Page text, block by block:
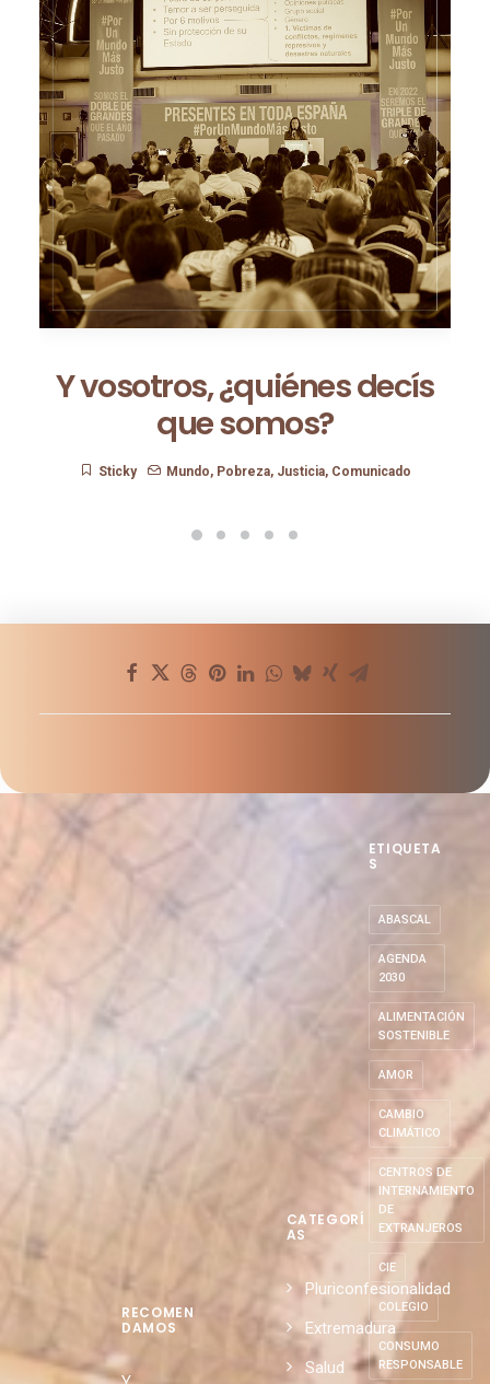
Y vosotros, ¿quiénes decís
CATEGORÍ
Pluriconfesionalidad
ETIQUETA
S
ABASCAL
AGENDA
2030
ALIMENTACIÓN
SOSTENIBLE
AMOR
CAMBIO
CLIMÁTICO
CENTROS DE
INTERNAMIENTO
DE
EXTRANJEROS
CIE